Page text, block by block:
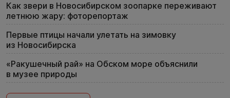
Как звери в Новосибирском зоопарке переживают
летнюю жару: фоторепортаж
Первые птицы начали улетать на зимовку
из Новосибирска
«Ракушечный рай» на Обском море объяснили
в музее природы